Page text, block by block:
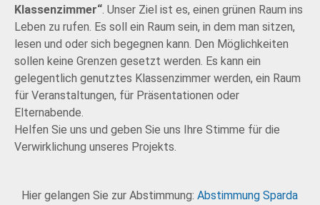
Klassenzimmer“. Unser Ziel ist es, einen grünen Raum ins
Leben zu rufen. Es soll ein Raum sein, in dem man sitzen,
lesen und oder sich begegnen kann. Den Möglichkeiten
sollen keine Grenzen gesetzt werden. Es kann ein
gelegentlich genutztes Klassenzimmer werden, ein Raum
für Veranstaltungen, für Präsentationen oder
Elternabende.
Helfen Sie uns und geben Sie uns Ihre Stimme für die
Verwirklichung unseres Projekts.
Hier gelangen Sie zur Abstimmung: Abstimmung Sparda